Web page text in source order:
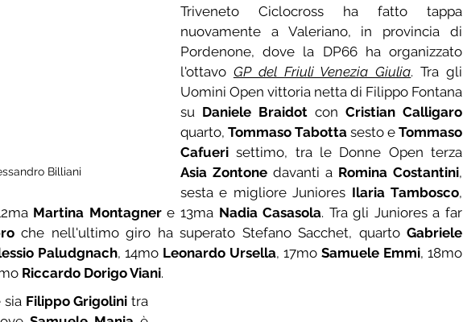
Billiani
Triveneto Ciclocross ha fatto tappa
nuovamente a Valeriano, in provincia di
Pordenone, dove la DP66 ha organizzato
l'ottavo GP del Friuli Venezia Giulia. Tra gli
Uomini Open vittoria netta di Filippo Fontana
su Daniele Braidot con Cristian Calligaro
quarto, Tommaso Tabotta sesto e Tommaso
Cafueri
Asia Zontone davanti a Romina Costantini,
sesta e migliore Juniores Ilaria Tambosco,
Martina Montagner e 13ma Nadia Casasola. Tra gli Juniores a far
che nell'ultimo giro ha superato Stefano Sacchet, quarto Gabriele
Paludgnach, 14mo Leonardo Ursella, 17mo Samuele Emmi
Riccardo Dorigo Viani.
sia Filippo Grigolini tra